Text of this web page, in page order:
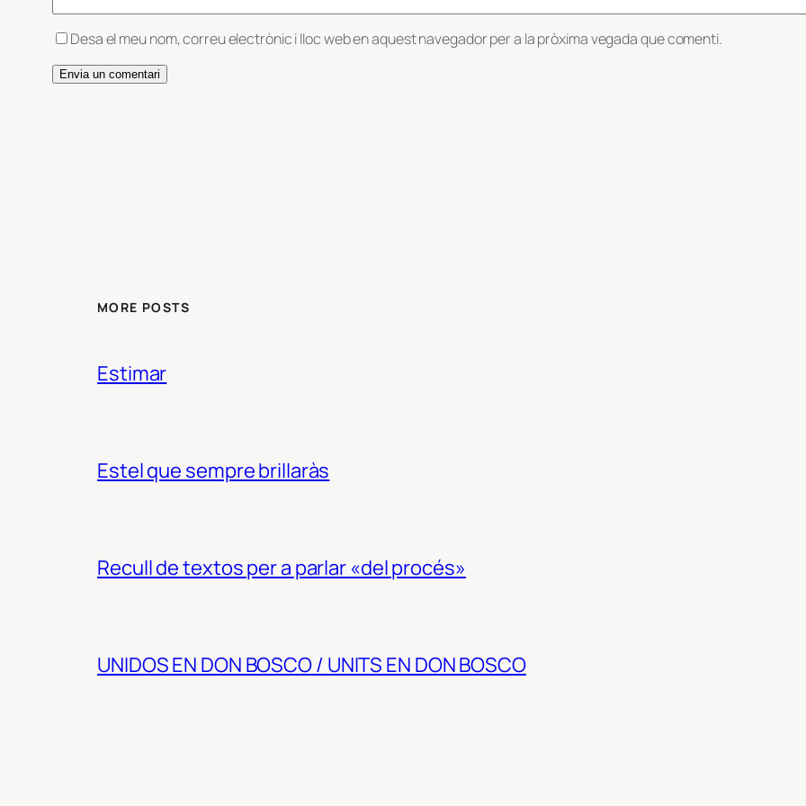
Desa el meu nom, correu electrònic i lloc web en aquest navegador per a la pròxima vegada que comenti.
MORE POSTS
Estimar
Estel que sempre brillaràs
Recull de textos per a parlar «del procés»
UNIDOS EN DON BOSCO / UNITS EN DON BOSCO